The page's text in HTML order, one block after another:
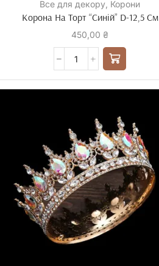
Все для декору Корони
Корона На Торт “Синій” D-12,5 См
450,00 ₴